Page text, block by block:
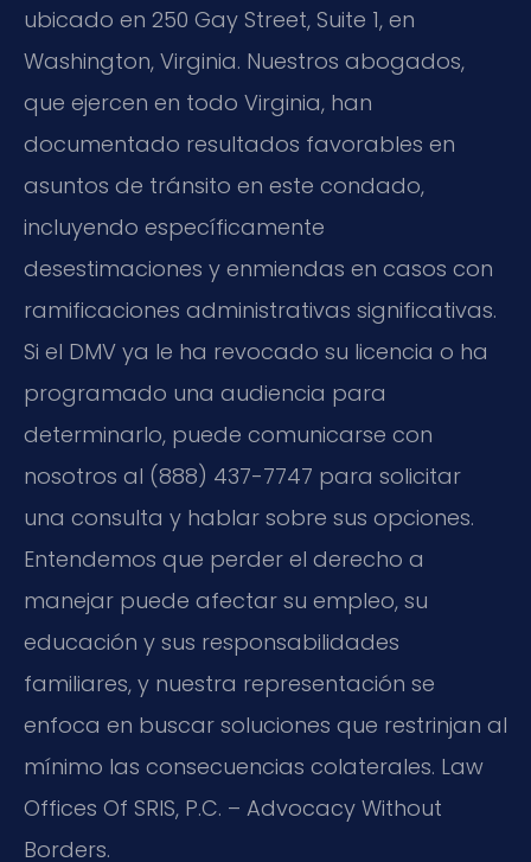
ubicado en 250 Gay Street, Suite 1, en
Washington, Virginia. Nuestros abogados,
que ejercen en todo Virginia, han
documentado resultados favorables en
asuntos de tránsito en este condado,
incluyendo específicamente
desestimaciones y enmiendas en casos con
ramificaciones administrativas significativas.
Si el DMV ya le ha revocado su licencia o ha
programado una audiencia para
determinarlo, puede comunicarse con
nosotros al (888) 437-7747 para solicitar
una consulta y hablar sobre sus opciones.
Entendemos que perder el derecho a
manejar puede afectar su empleo, su
educación y sus responsabilidades
familiares, y nuestra representación se
enfoca en buscar soluciones que restrinjan al
mínimo las consecuencias colaterales. Law
Offices Of SRIS, P.C. – Advocacy Without
Borders.